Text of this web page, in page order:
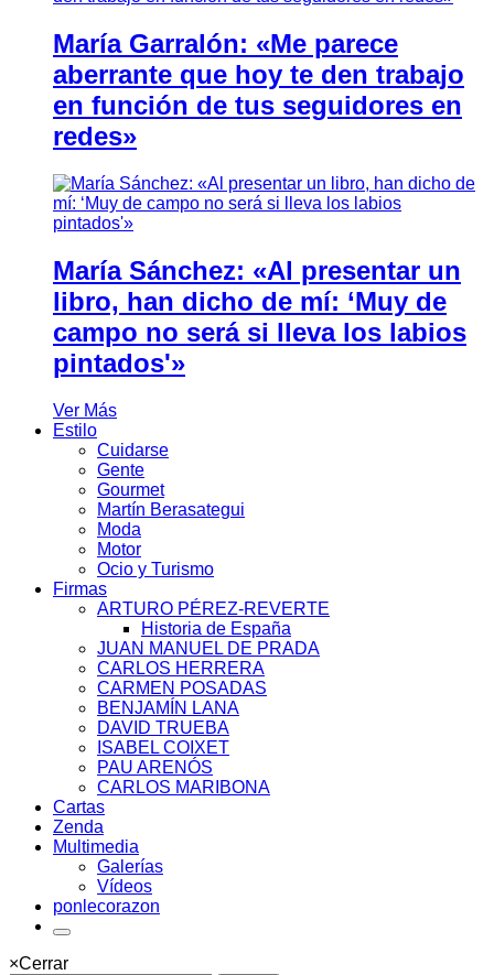
María Garralón: «Me parece
aberrante que hoy te den trabajo
en función de tus seguidores en
redes»
María Sánchez: «Al presentar un
libro, han dicho de mí: ‘Muy de
campo no será si lleva los labios
pintados'»
Ver Más
Estilo
Cuidarse
Gente
Gourmet
Martín Berasategui
Moda
Motor
Ocio y Turismo
Firmas
ARTURO PÉREZ-REVERTE
Historia de España
JUAN MANUEL DE PRADA
CARLOS HERRERA
CARMEN POSADAS
BENJAMÍN LANA
DAVID TRUEBA
ISABEL COIXET
PAU ARENÓS
CARLOS MARIBONA
Cartas
Zenda
Multimedia
Galerías
Vídeos
ponlecorazon
×Cerrar